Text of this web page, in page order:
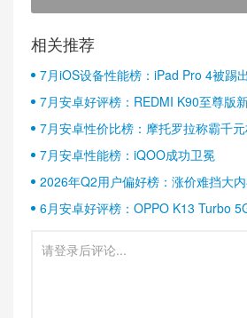
相关推荐
7月iOS设备性能榜：iPad Pro 4被踢
7月安卓好评榜：REDMI K90至尊版
半壁江山
7月安卓性价比榜：摩托罗拉称霸千
7月安卓性能榜：iQOO成功卫冕
2026年Q2用户偏好榜：涨价难挡大
6月安卓好评榜：OPPO K13 Turbo